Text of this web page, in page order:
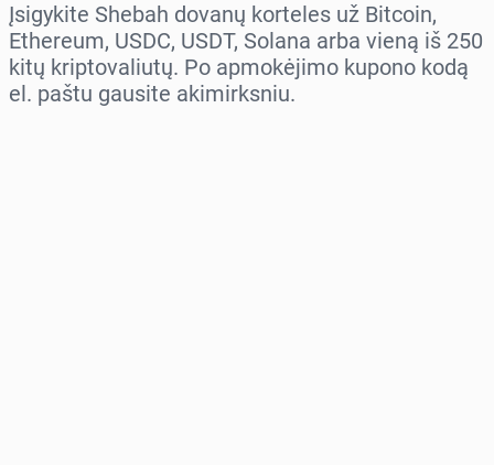
Įsigykite Shebah dovanų korteles už Bitcoin,
Ethereum, USDC, USDT, Solana arba vieną iš 250
kitų kriptovaliutų. Po apmokėjimo kupono kodą
el. paštu gausite akimirksniu.